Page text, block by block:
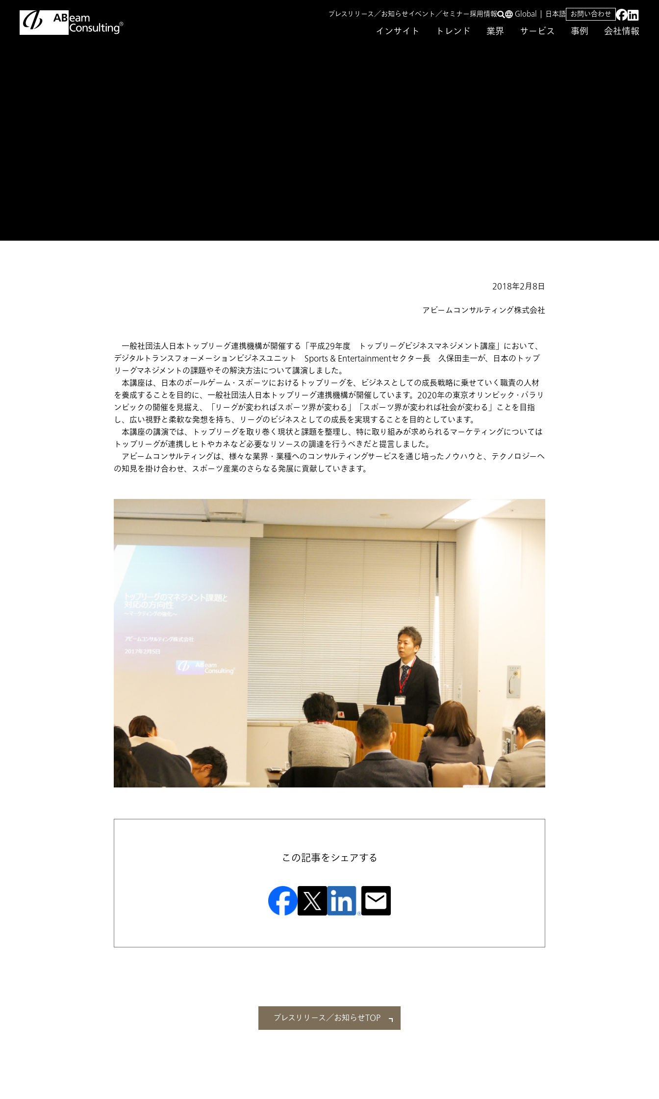
インサイト トレンド 業界 サービス 事例 会社情報
プレスリリース／お知らせイベント／セミナー採用情報 Global 日本語 お問い合わせ
2018年2月8日
アビームコンサルティング株式会社
一般社団法人日本トップリーグ連携機構が開催する「平成29年度 トップリーグビジネスマネジメント講座」において、
デジタルトランスフォーメーションビジネスユニット Sports & Entertainmentセクター長 久保田圭一が、日本のトップ
リーグマネジメントの課題やその解決方法について講演しました。
本講座は、日本のボールゲーム・スポーツにおけるトップリーグを、ビジネスとしての成長戦略に乗せていく職責の人材
を養成することを目的に、一般社団法人日本トップリーグ連携機構が開催しています。2020年の東京オリンピック・パラリ
ンピックの開催を見据え、「リーグが変わればスポーツ界が変わる」「スポーツ界が変われば社会が変わる」ことを目指
し、広い視野と柔軟な発想を持ち、リーグのビジネスとしての成長を実現することを目的としています。
本講座の講演では、トップリーグを取り巻く現状と課題を整理し、特に取り組みが求められるマーケティングについては
トップリーグが連携しヒトやカネなど必要なリソースの調達を行うべきだと提言しました。
アビームコンサルティングは、様々な業界・業種へのコンサルティングサービスを通じ培ったノウハウと、テクノロジーへ
の知見を掛け合わせ、スポーツ産業のさらなる発展に貢献していきます。
この記事をシェアする
プレスリリース／お知らせTOP